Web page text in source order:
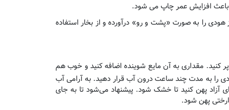
باعث افزایش عمر چاپ می شود.
هودی را به صورت «پشت و رو» درآورده و از بخار استفاده
کنید. مقداری به آن مایع شوینده اضافه کنید و خوب هم
را به مدت چند ساعت درون آب قرار دهید. به آرامی آب
آزاد پهن کنید تا خشک شود. پیشنهاد می‌شود تا به جای
پهن شود.